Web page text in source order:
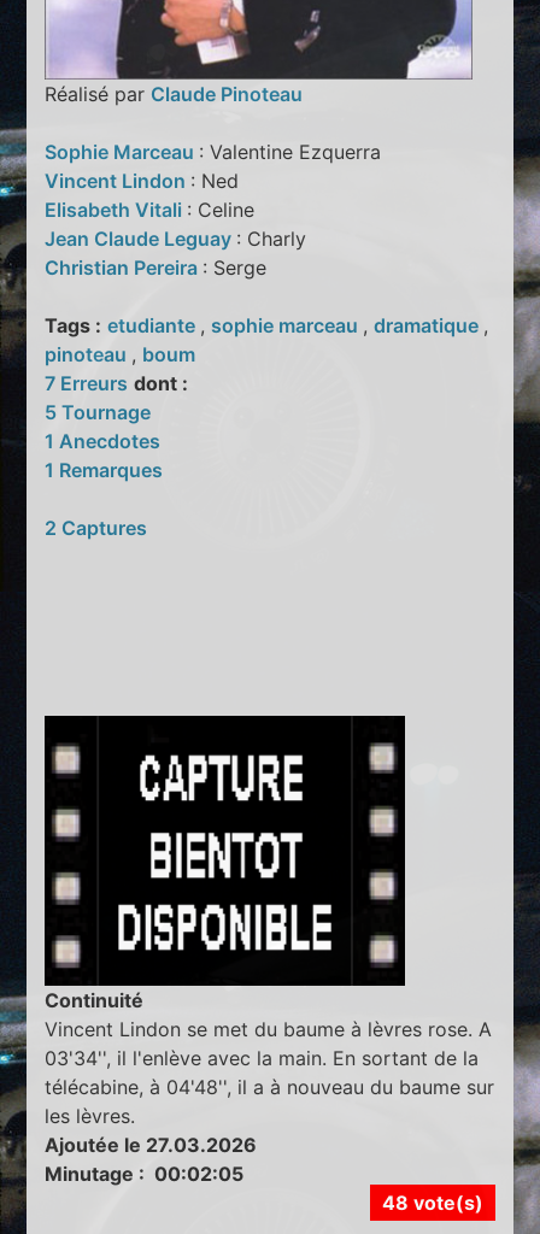
Réalisé par Claude Pinoteau
Sophie Marceau : Valentine Ezquerra
Vincent Lindon : Ned
Elisabeth Vitali : Celine
Jean Claude Leguay : Charly
Christian Pereira : Serge
Tags : etudiante , sophie marceau ,dramatique ,
pinoteau , boum
7 Erreurs dont :
5 Tournage
1 Anecdotes
1 Remarques
2 Captures
Continuité
Vincent Lindon se met du baume à lèvres rose. A
03'34'', il l'enlève avec la main. En sortant de la
télécabine, à 04'48'', il a à nouveau du baume sur
les lèvres.
Ajoutée le 27.03.2026
Minutage : 00:02:05
48 vote(s)